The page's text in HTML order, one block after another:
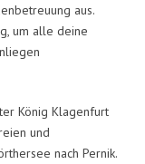
aus.
um alle deine
König Klagenfurt
und
nach Pernik.